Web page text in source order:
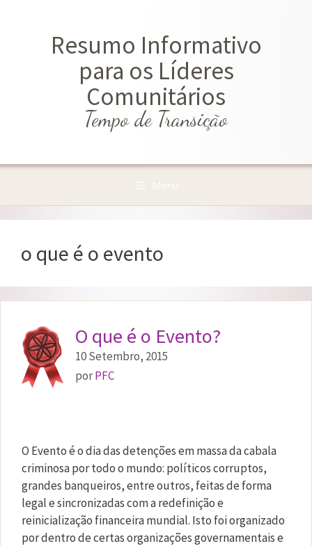
Resumo Informativo
para os Líderes
Comunitários
Tempo de Transição
Menu
o que é o evento
O que é o Evento?
10 Setembro, 2015
porPFC
O Evento é o dia das detenções em massa da cabala
criminosa por todo o mundo: políticos corruptos,
grandes banqueiros, entre outros, feitas de forma
legal e sincronizadas com a redefinição e
reinicialização financeira mundial. Isto foi organizado
por dentro de certas organizações governamentais e